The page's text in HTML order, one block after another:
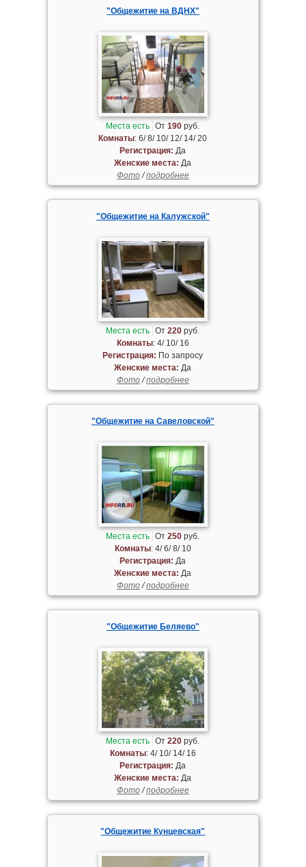
"Общежитие на ВДНХ"
Места есть От190 руб.
Комнаты: 6/ 8/ 10/ 12/ 14/ 20
Регистрация: Да
Женские места: Да
Фото/подробнее
"Общежитие на Калужской"
Места есть От220 руб.
Комнаты: 4/ 10/ 16
Регистрация: По запросу
Женские места: Да
Фото/подробнее
"Общежитие на Савеловской"
Места есть От250 руб.
Комнаты: 4/ 6/ 8/ 10
Регистрация: Да
Женские места: Да
Фото/подробнее
"Общежитие Беляево"
Места есть От220 руб.
Комнаты: 4/ 10/ 14/ 16
Регистрация: Да
Женские места: Да
Фото/подробнее
"Общежитие Кунцевская"